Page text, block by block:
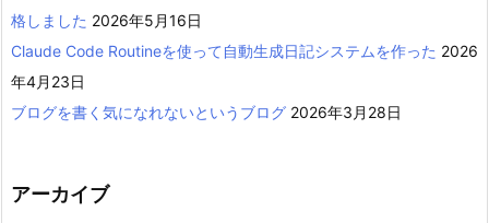
格しました 2026年5月16日
Claude Code Routineを使って自動生成日記システムを作った 2026
年4月23日
ブログを書く気になれないというブログ 2026年3月28日
アーカイブ